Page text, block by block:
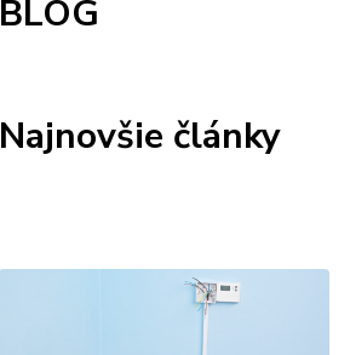
BLOG
Najnovšie články